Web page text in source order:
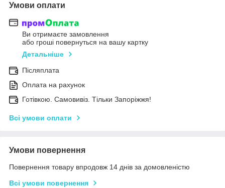
Умови оплати
Ви отримаєте замовлення
або гроші повернуться на вашу картку
Детальніше
Післяплата
Оплата на рахунок
Готівкою. Самовивіз. Тільки Запоріжжя!
Всі умови оплати
Умови повернення
Повернення товару впродовж 14 днів за домовленістю
Всі умови повернення